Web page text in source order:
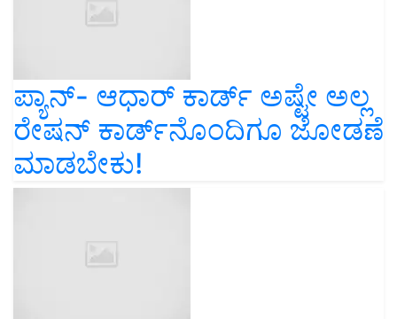
ಪ್ಯಾನ್‌- ಆಧಾರ್‌ ಕಾರ್ಡ್‌ ಅಷ್ಟೇ ಅಲ್ಲ
ರೇಷನ್‌ ಕಾರ್ಡ್‌ನೊಂದಿಗೂ ಜೋಡಣೆ
ಮಾಡಬೇಕು!